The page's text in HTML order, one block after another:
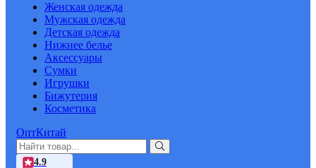
Женская одежда
Мужская одежда
Детская одежда
Нижнее белье
Аксессуары
Сумки
Игрушки
Бижутерия
Косметика
ОптКитай
4.9